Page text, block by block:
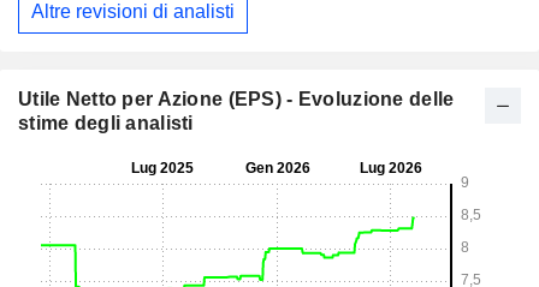
Altre revisioni di analisti
Utile Netto per Azione (EPS) - Evoluzione delle
stime degli analisti